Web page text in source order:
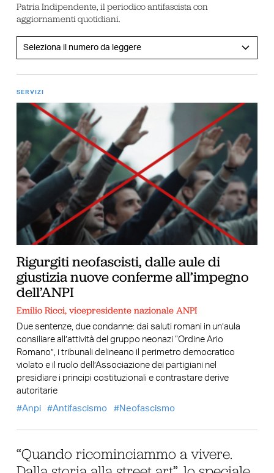
Patria Indipendente, il periodico antifascista con
aggiornamenti quotidiani.
SERVIZI
Rigurgiti neofascisti, dalle aule di
giustizia nuove conferme all’impegno
dell’ANPI
Emilio Ricci, vicepresidente nazionale ANPI
Due sentenze, due condanne: dai saluti romani in un’aula
consiliare all’attività del gruppo neonazi “Ordine Ario
Romano”, i tribunali delineano il perimetro democratico
violato e il ruolo dell’Associazione dei partigiani nel
presidiare i principi costituzionali e contrastare derive
autoritarie
Anpi
Antifascismo Neofascismo
“Quando ricominciammo a vivere.